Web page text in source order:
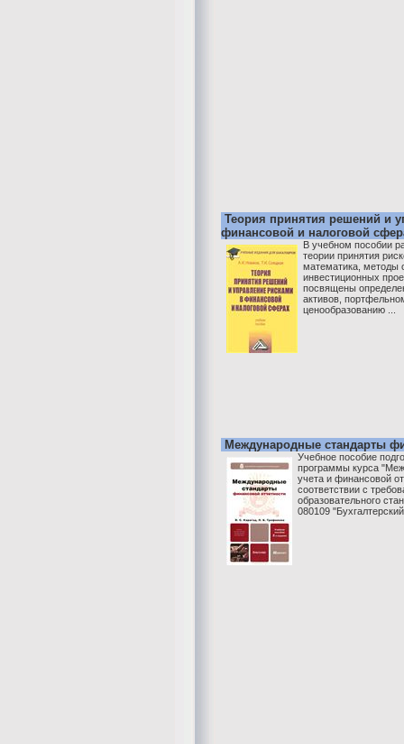
Теория принятия решений и
финансовой и налоговой
В учебном пособии
теории принятия
математика, методы
инвестиционных
посвящены
активов,
ценообразованию ...
Международные стандарты
Учебное пособие
программы курса
учета и финансовой
соответствии с
образовательного
080109